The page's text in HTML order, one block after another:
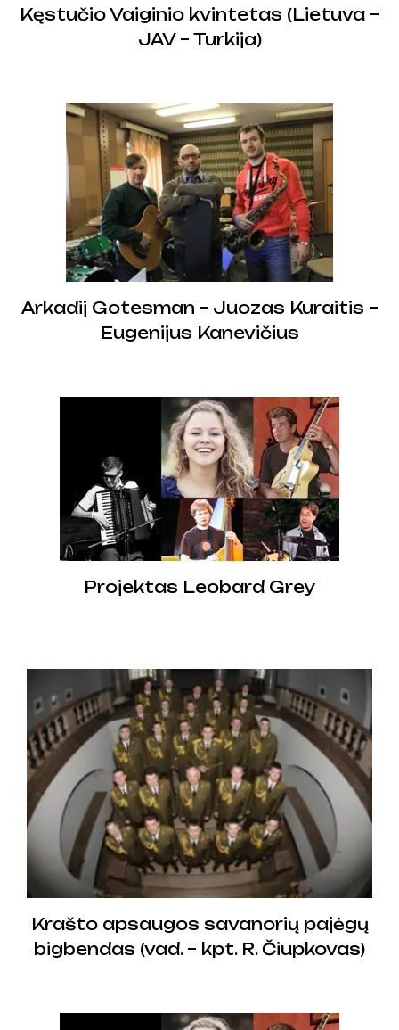
Kęstučio Vaiginio kvintetas (Lietuva –
JAV – Turkija)
Arkadij Gotesman – Juozas Kuraitis –
Eugenijus Kanevičius
Projektas Leobard Grey
Krašto apsaugos savanorių pajėgų
bigbendas (vad. – kpt. R. Čiupkovas)